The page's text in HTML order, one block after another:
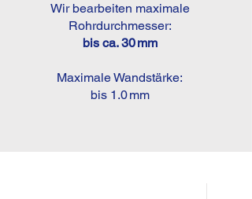
Wir bearbeiten maximale
Rohrdurchmesser:
bis ca.30 mm
Maximale Wandstärke:
bis 1.0 mm